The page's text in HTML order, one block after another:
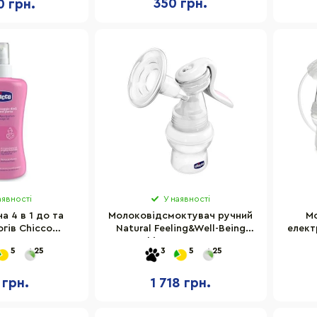
грн. 350 грн.
4 в 1 до та
Chicco
5 25
У наявності
Молоковідсмоктувач ручний
Natural Feeling&Well-Being
3 5 25
1 718 грн.